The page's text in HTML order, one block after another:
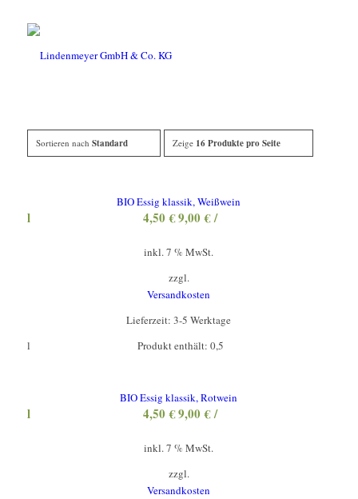
Sortieren nach Standard Zeige 16 Produkte pro Seite
BIO Essig klassik, Weißwein
4,50€9,00€/
l
inkl. 7 % MwSt.
zzgl.
Versandkosten
Lieferzeit:3-5 Werktage
Produkt enthält: 0,5
l
BIO Essig klassik, Rotwein
4,50€9,00€/
l
inkl. 7 % MwSt.
zzgl.
Versandkosten